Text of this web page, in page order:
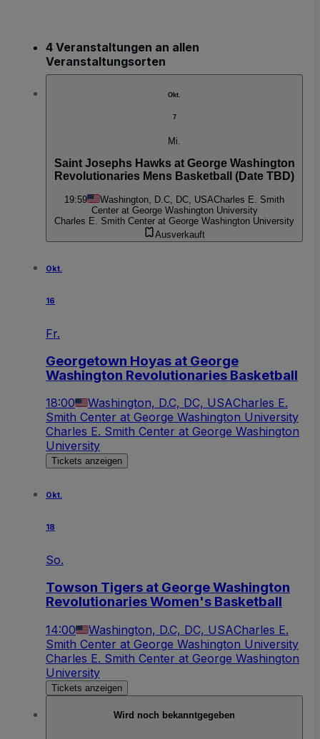
4 Veranstaltungen an allen
Veranstaltungsorten
Okt.
7
Mi.
Saint Josephs Hawks at George Washington
Revolutionaries Mens Basketball (Date TBD)
19:59 Washington, D.C, DC, USACharles E. Smith
Center at George Washington University
Charles E. Smith Center at George Washington University
Ausverkauft
Okt.
16
Fr.
Georgetown Hoyas at George
Washington Revolutionaries Basketball
18:00 Washington, D.C, DC, USACharles E.
Smith Center at George Washington University
Charles E. Smith Center at George Washington
University
Tickets anzeigen
Okt.
18
So.
Towson Tigers at George Washington
Revolutionaries Women's Basketball
14:00 Washington, D.C, DC, USACharles E.
Smith Center at George Washington University
Charles E. Smith Center at George Washington
University
Tickets anzeigen
Wird noch bekanntgegeben